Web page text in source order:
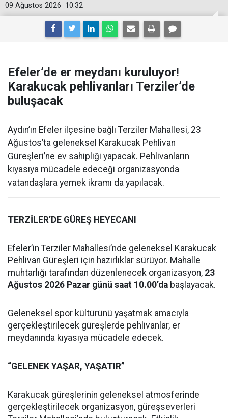
10:32
09 Ağustos 2026
Efeler’de er meydanı kuruluyor!
Karakucak pehlivanları Terziler’de
buluşacak
Aydın’ın Efeler ilçesine bağlı Terziler Mahallesi, 23
Ağustos’ta geleneksel Karakucak Pehlivan
Güreşleri’ne ev sahipliği yapacak. Pehlivanların
kıyasıya mücadele edeceği organizasyonda
vatandaşlara yemek ikramı da yapılacak.
TERZİLER’DE GÜREŞ HEYECANI
Efeler’in Terziler Mahallesi’nde geleneksel Karakucak
Pehlivan Güreşleri için hazırlıklar sürüyor. Mahalle
muhtarlığı tarafından düzenlenecek organizasyon, 23
Ağustos 2026 Pazar günü saat 10.00’da başlayacak.
Geleneksel spor kültürünü yaşatmak amacıyla
gerçekleştirilecek güreşlerde pehlivanlar, er
meydanında kıyasıya mücadele edecek.
“GELENEK YAŞAR, YAŞATIR”
Karakucak güreşlerinin geleneksel atmosferinde
gerçekleştirilecek organizasyon, güreşseverleri